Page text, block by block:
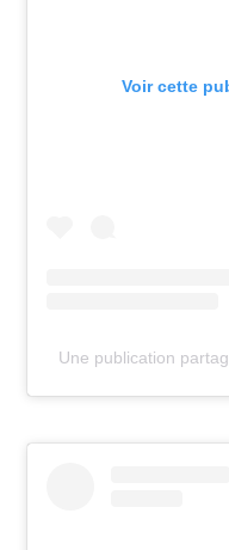
Voir cette
Une publication